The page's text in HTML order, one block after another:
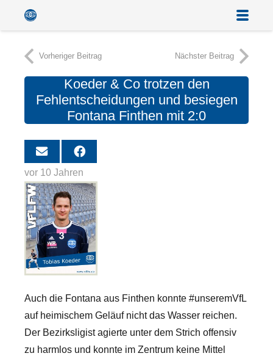
Vorheriger Beitrag Nächster Beitrag
Koeder & Co trotzen den
Fehlentscheidungen und besiegen
Fontana Finthen mit 2:0
vor 10 Jahren
Auch die Fontana aus Finthen konnte #unseremVfL
auf heimischem Geläuf nicht das Wasser reichen.
Der Bezirksligist agierte unter dem Strich offensiv
zu harmlos und konnte im Zentrum keine Mittel